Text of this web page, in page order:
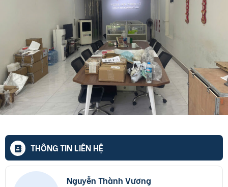
THÔNG TIN LIÊN HỆ
Nguyễn Thành Vương